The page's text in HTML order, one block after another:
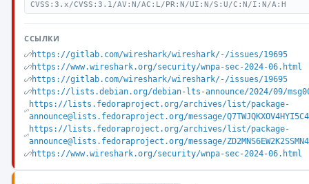
CVSS:3.x/CVSS:3.1/AV:N/AC:L/PR:N/UI:N/S:U/C:N/I:N/A:H
ССЫЛКИ
https://gitlab.com/wireshark/wireshark/-/issues/19695
https://www.wireshark.org/security/wnpa-sec-2024-06.html
https://gitlab.com/wireshark/wireshark/-/issues/19695
https://lists.debian.org/debian-lts-announce/2024/09/
https://lists.fedoraproject.org/archives/list/package-
announce@lists.fedoraproject.org/message/
https://lists.fedoraproject.org/archives/list/package-
announce@lists.fedoraproject.org/message/
https://www.wireshark.org/security/wnpa-sec-2024-06.html